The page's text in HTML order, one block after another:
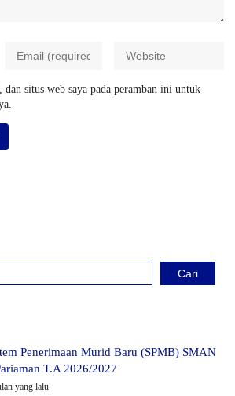
dan situs web saya pada peramban ini untuk
Cari
Penerimaan Murid Baru (SPMB) SMAN
T.A 2026/2027
yang lalu